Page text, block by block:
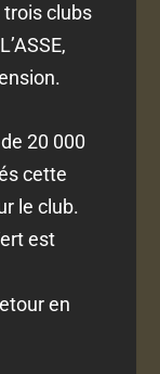
trois clubs
20 000
cette
le club.
est
en